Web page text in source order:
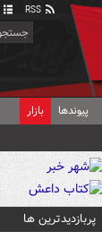
پیوندها بازار
پربازدیدترین ها